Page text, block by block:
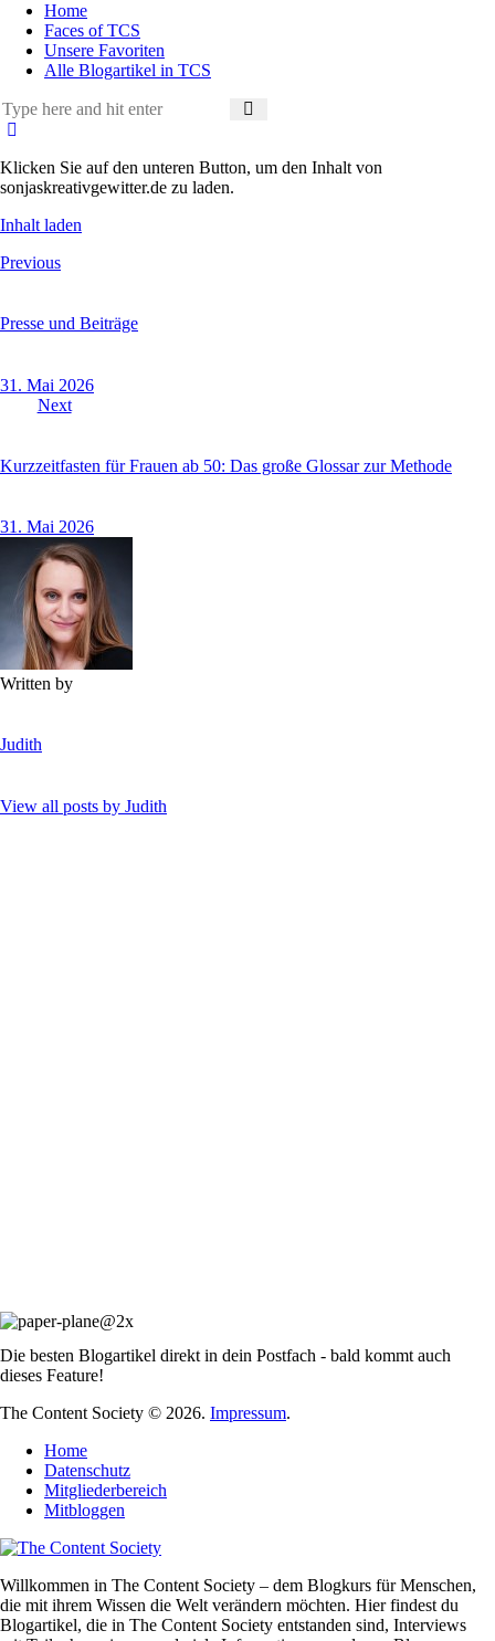
Home
Faces of TCS
Unsere Favoriten
Alle Blogartikel in TCS
Klicken Sie auf den unteren Button, um den Inhalt von
sonjaskreativgewitter.de zu laden.
Inhalt laden
Beitragsnavigation
Previous
Presse und Beiträge
31. Mai 2026
Next
Kurzzeitfasten für Frauen ab 50: Das große Glossar zur Methode
31. Mai 2026
Written by
Judith
View all posts by Judith
Die besten Blogartikel direkt in dein Postfach - bald kommt auch
dieses Feature!
The Content Society © 2026. Impressum.
Home
Datenschutz
Mitgliederbereich
Mitbloggen
Willkommen in The Content Society – dem Blogkurs für Menschen,
die mit ihrem Wissen die Welt verändern möchten. Hier findest du
Blogartikel, die in The Content Society entstanden sind, Interviews